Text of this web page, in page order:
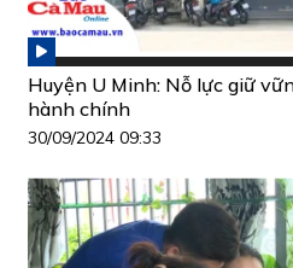
Huyện U Minh: Nỗ lực giữ
hành chính
30/09/2024 09:33